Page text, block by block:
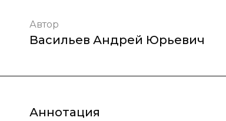
Автор
Васильев Андрей Юрьевич
Аннотация